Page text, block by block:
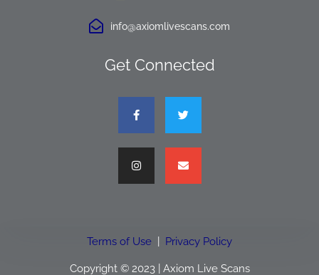
info@axiomlivescans.com
Get Connected
Terms of Use Privacy Policy
Copyright © 2023 | Axiom Live Scans